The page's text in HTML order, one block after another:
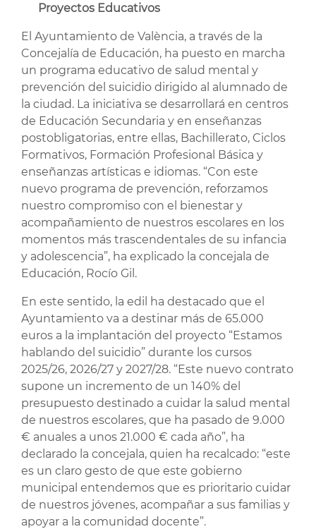
Proyectos Educativos
El Ayuntamiento de València, a través de la
Concejalía de Educación, ha puesto en marcha
un programa educativo de salud mental y
prevención del suicidio dirigido al alumnado de
la ciudad. La iniciativa se desarrollará en centros
de Educación Secundaria y en enseñanzas
postobligatorias, entre ellas, Bachillerato, Ciclos
Formativos, Formación Profesional Básica y
enseñanzas artísticas e idiomas. “Con este
nuevo programa de prevención, reforzamos
nuestro compromiso con el bienestar y
acompañamiento de nuestros escolares en los
momentos más trascendentales de su infancia
y adolescencia”, ha explicado la concejala de
Educación, Rocío Gil.
En este sentido, la edil ha destacado que el
Ayuntamiento va a destinar más de 65.000
euros a la implantación del proyecto “Estamos
hablando del suicidio” durante los cursos
2025/26, 2026/27 y 2027/28. “Este nuevo contrato
supone un incremento de un 140% del
presupuesto destinado a cuidar la salud mental
de nuestros escolares, que ha pasado de 9.000
€ anuales a unos 21.000 € cada año”, ha
declarado la concejala, quien ha recalcado: “este
es un claro gesto de que este gobierno
municipal entendemos que es prioritario cuidar
de nuestros jóvenes, acompañar a sus familias y
apoyar a la comunidad docente”.